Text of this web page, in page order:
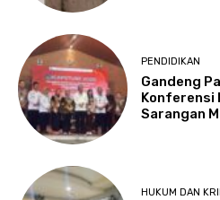
PENDIDIKAN
Gandeng
Konferensi
Sarangan
HUKUM DAN